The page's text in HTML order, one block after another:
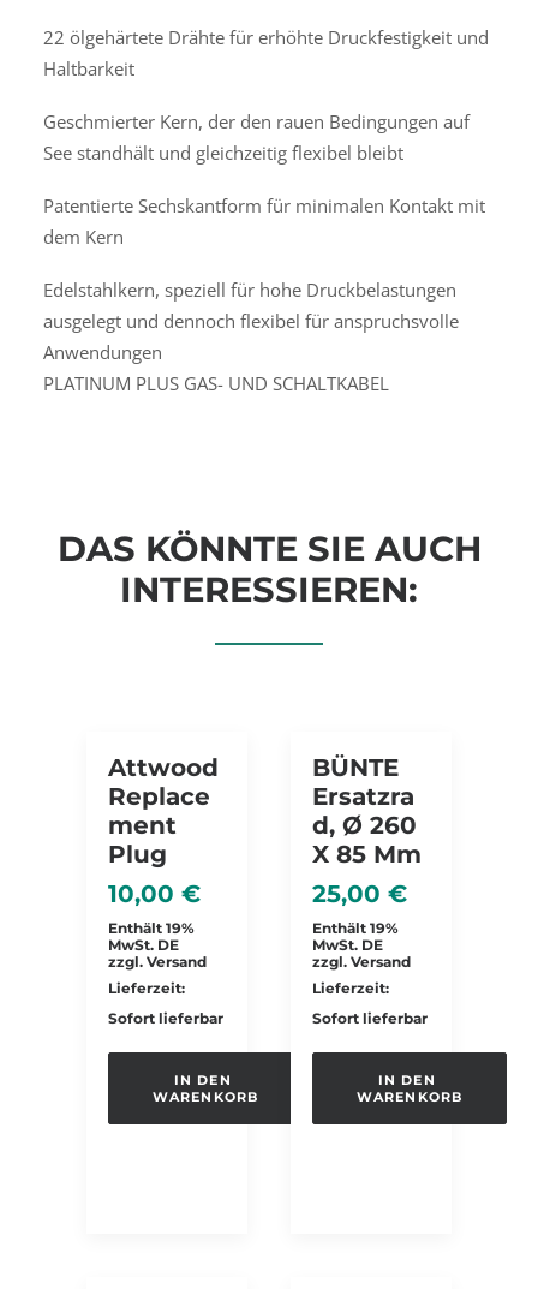
22 ölgehärtete Drähte für erhöhte Druckfestigkeit und
Haltbarkeit
Geschmierter Kern, der den rauen Bedingungen auf
See standhält und gleichzeitig flexibel bleibt
Patentierte Sechskantform für minimalen Kontakt mit
dem Kern
Edelstahlkern, speziell für hohe Druckbelastungen
ausgelegt und dennoch flexibel für anspruchsvolle
Anwendungen
PLATINUM PLUS GAS- UND SCHALTKABEL
DAS KÖNNTE SIE AUCH
INTERESSIEREN:
Attwood
Replace
Ment
Plug
10,00 €
Enthält 19%
MwSt. DE
zzgl. Versand
Lieferzeit:
Sofort lieferbar
IN DEN
WARENKORB
BÜNTE
Ersatzra
D, Ø 260
X 85 Mm
25,00 €
Enthält 19%
MwSt. DE
zzgl. Versand
Lieferzeit:
Sofort lieferbar
IN DEN
WARENKORB